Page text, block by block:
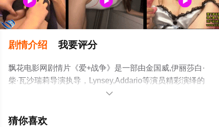
剧情介绍 我要评分
飘花电影网剧情片《爱+战争》是一部由金国威,伊丽莎白·
柴·瓦沙瑞莉导演执导，Lynsey,Addario等演员精彩演绎的
美国电影，手机免费观看高清未删减完整版电影大全就上
情网等平台了解。

猜你喜欢